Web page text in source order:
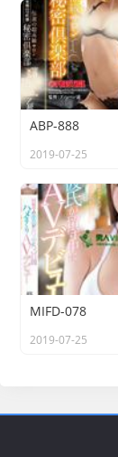
ABP-888
2019-07-25
MIFD-078
2019-07-25